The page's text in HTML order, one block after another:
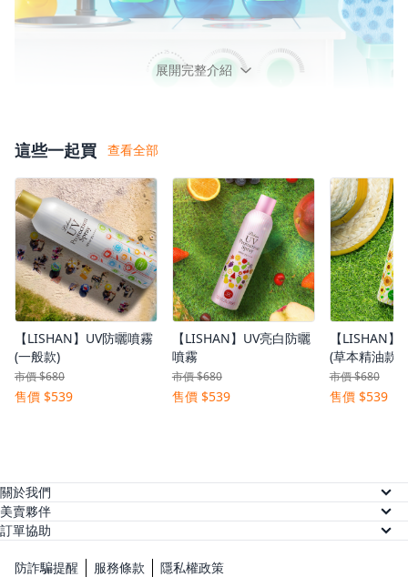
展開完整介紹
這些一起買 查看全部
【LISHAN】UV防曬噴霧
(一般款)
市價 $680
售價 $539
【LISHAN】UV亮白防曬
噴霧
市價 $680
售價 $539
【LISHAN】
(草本精油款)
市價 $680
售價 $539
關於我們
關於美賣
人才招募
美賣夥伴
供應商註冊
網紅註冊
訂單協助
防詐騙提醒 服務條款 隱私權政策